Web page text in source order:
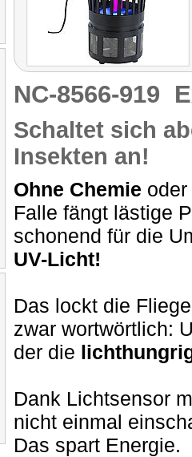
NC-8566-919
Schaltet sich
Insekten an!
Ohne Chemie
Falle fängt lästige
schonend für die
UV-Licht!
Das lockt die
zwar wortwörtlich:
der die
Dank Lichtsensor
nicht einmal
Das spart Energie.